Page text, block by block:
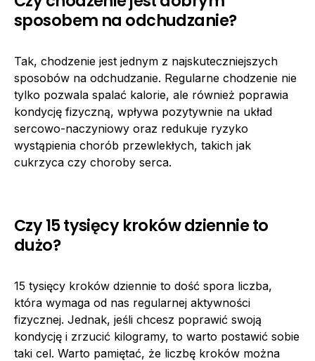
sposobem na odchudzanie?
Tak, chodzenie jest jednym z najskuteczniejszych
sposobów na odchudzanie. Regularne chodzenie nie
tylko pozwala spalać kalorie, ale również poprawia
kondycję fizyczną, wpływa pozytywnie na układ
sercowo-naczyniowy oraz redukuje ryzyko
wystąpienia chorób przewlekłych, takich jak
cukrzyca czy choroby serca.
Czy 15 tysięcy kroków dziennie to
dużo?
15 tysięcy kroków dziennie to dość spora liczba,
która wymaga od nas regularnej aktywności
fizycznej. Jednak, jeśli chcesz poprawić swoją
kondycję i zrzucić kilogramy, to warto postawić sobie
taki cel. Warto pamiętać, że liczbę kroków można